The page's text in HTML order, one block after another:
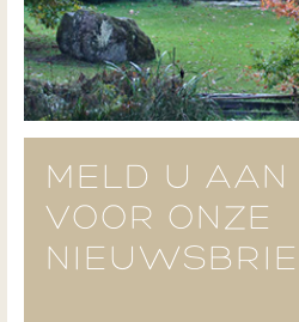
MELD U AAN
VOOR ONZE